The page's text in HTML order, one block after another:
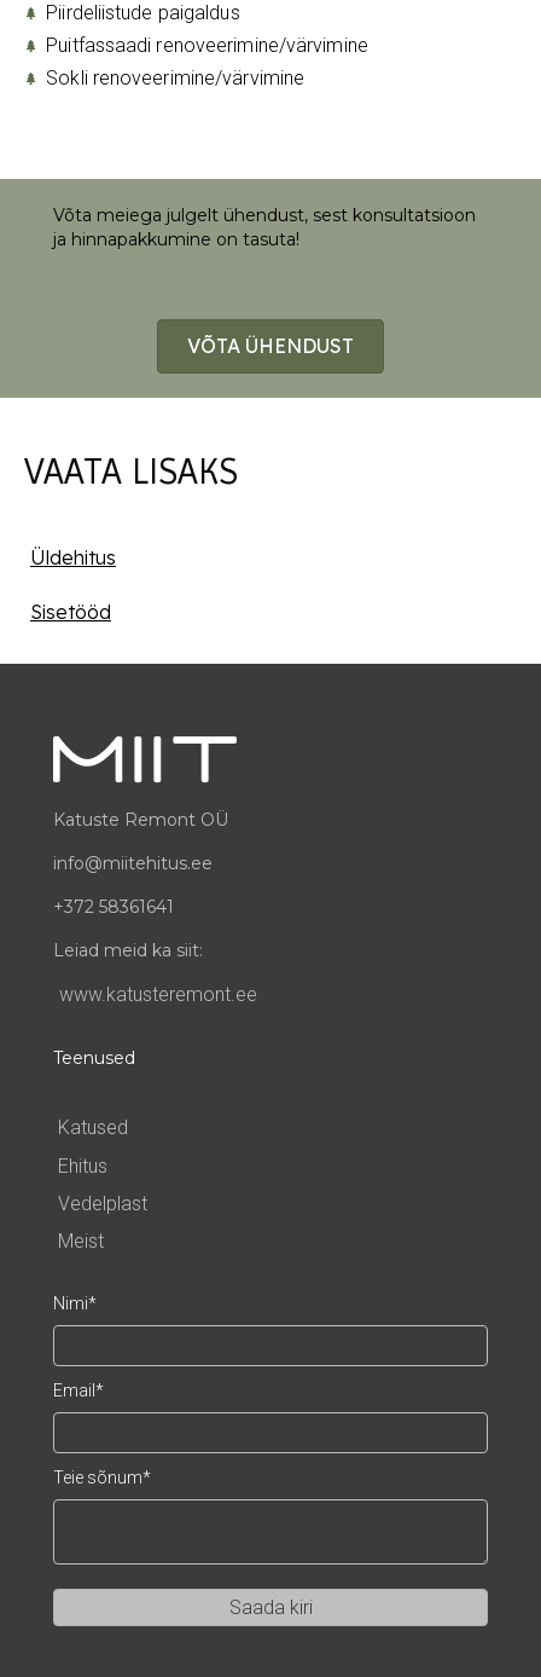
Piirdeliistude paigaldus
Puitfassaadi renoveerimine/värvimine
Sokli renoveerimine/värvimine
Võta meiega julgelt ühendust, sest konsultatsioon
ja hinnapakkumine on tasuta!
VÕTA ÜHENDUST
VAATA LISAKS
Üldehitus
Sisetööd
Katuste Remont OÜ
info@miitehitus.ee
+372 58361641
Leiad meid ka siit:
www.katusteremont.ee
Teenused
Katused
Ehitus
Vedelplast
Meist
Nimi
Email
Teie sõnum
Saada kiri